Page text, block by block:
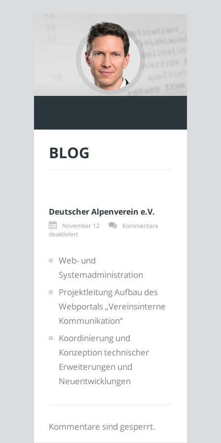
BLOG
Deutscher Alpenverein e.V.
November 12
Kommentare
deaktiviertfür
e.V.
Web- und
Systemadministration
Projektleitung Aufbau des
Webportals „Vereinsinterne
Kommunikation“
Koordinierung und
Konzeption technischer
Erweiterungen und
Neuentwicklungen
Kommentare sind gesperrt.